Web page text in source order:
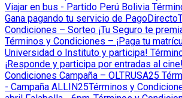
Viajar en bus - Partido Perú Bolivia
Gana pagando tu servicio de PagoDirecto
Condiciones – Sorteo ¡Tu Seguro te
Términos y Condiciones – ¡Paga tu
Universidad o Instituto y participa!
¡Responde y participa por entradas al cine!
Condiciones Campaña – OLTRUSA25
- Campaña ALLIN25Términos y